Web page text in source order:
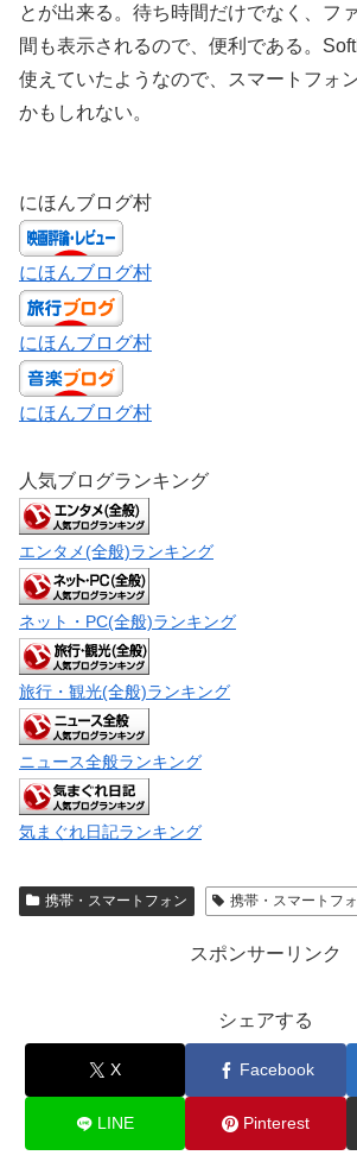
とが出来る。待ち時間だけでなく、フ
間も表示されるので、便利である。
使えていたようなので、スマートフォ
かもしれない。
にほんブログ村
にほんブログ村
にほんブログ村
にほんブログ村
人気ブログランキング
エンタメ(全般)ランキング
ネット・PC(全般)ランキング
旅行・観光(全般)ランキング
ニュース全般ランキング
気まぐれ日記ランキング
携帯・スマートフォン 携帯・スマートフ
スポンサーリンク
シェアする
X Facebook
LINE Pinterest